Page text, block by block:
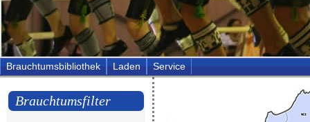
Brauchtumsbibliothek Laden Service
Brauchtumsfilter